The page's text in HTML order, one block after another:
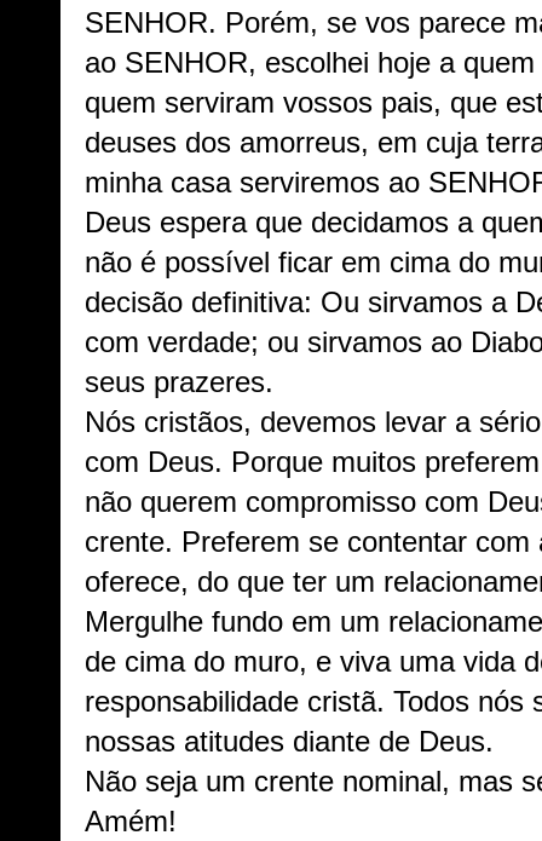
SENHOR. Porém, se vos parece
ao SENHOR, escolhei hoje a
quem serviram vossos pais, que
deuses dos amorreus, em cuja
minha casa serviremos ao
Deus espera que decidamos a
não é possível ficar em cima do
decisão definitiva: Ou sirvamos a
com verdade; ou sirvamos ao
seus prazeres.
Nós cristãos, devemos levar a
com Deus. Porque muitos
não querem compromisso com
crente. Preferem se contentar
oferece, do que ter um
Mergulhe fundo em um
de cima do muro, e viva uma vida
responsabilidade cristã. Todos nós
nossas atitudes diante de Deus.
Não seja um crente nominal, mas
Amém!